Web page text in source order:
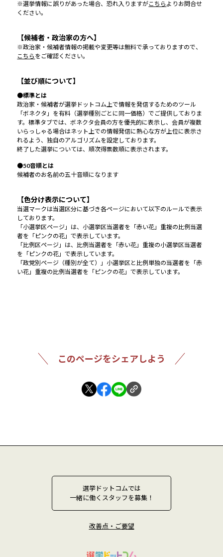
※選挙情報に誤りがあった場合、恐れ入りますがこちら よりお問合せ
ください。
【候補者・政治家の方へ】
※政治家・候補者情報の掲載や変更等は無料で承っておりますので、
こちら をご確認ください。
【並び順について】
●標準とは
政治家・候補者が選挙ドットコム上で情報を発信するためのツール
「ボネクタ」を有料（選挙種別ごとに同一価格）でご提供しておりま
す。標準タブでは、ボネクタ会員の方を優先的に表示し、会員が複数
いらっしゃる場合はネット上での情報発信に熱心な方が上位に表示さ
れるよう、独自のアルゴリズムを設定しております。
終了した選挙については、順次得票数順に表示されます。
●50音順とは
候補者のお名前の五十音順になります
【色分け表示について】
当選マークは当選区分に基づき各ページにおいて以下のルールで表示
しております。
「小選挙区ページ」は、小選挙区当選者を「赤い花」重複の比例当選
者を「ピンクの花」で表示しています。
「比例区ページ」は、比例当選者を「赤い花」重複の小選挙区当選者
を「ピンクの花」で表示しています。
「政党別ページ（種別が全て）」小選挙区と比例単独の当選者を「赤
い花」重複の比例当選者を「ピンクの花」で表示しています。
このページをシェアしよう
選挙ドットコムでは
一緒に働くスタッフを募集！
改善点・ご要望